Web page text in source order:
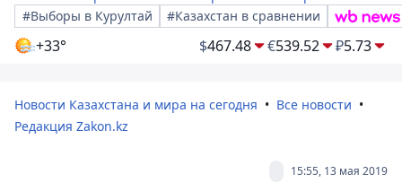
#Выборы в Курултай
#Казахстан в сравнении
+33° $467.48 €539.52 ₽5.73
Новости Казахстана и мира на сегодня
Все новости
Редакция Zakon.kz
15:55, 13 мая 2019